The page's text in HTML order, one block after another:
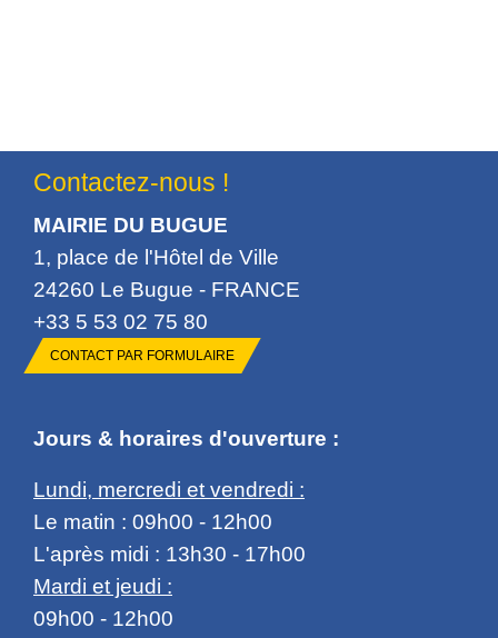
Contactez-nous !
MAIRIE DU BUGUE
1, place de l'Hôtel de Ville
24260 Le Bugue - FRANCE
+33 5 53 02 75 80
CONTACT PAR FORMULAIRE
Jours & horaires d'ouverture :
Lundi, mercredi et vendredi :
Le matin : 09h00 - 12h00
L'après midi : 13h30 - 17h00
Mardi et jeudi :
09h00 - 12h00